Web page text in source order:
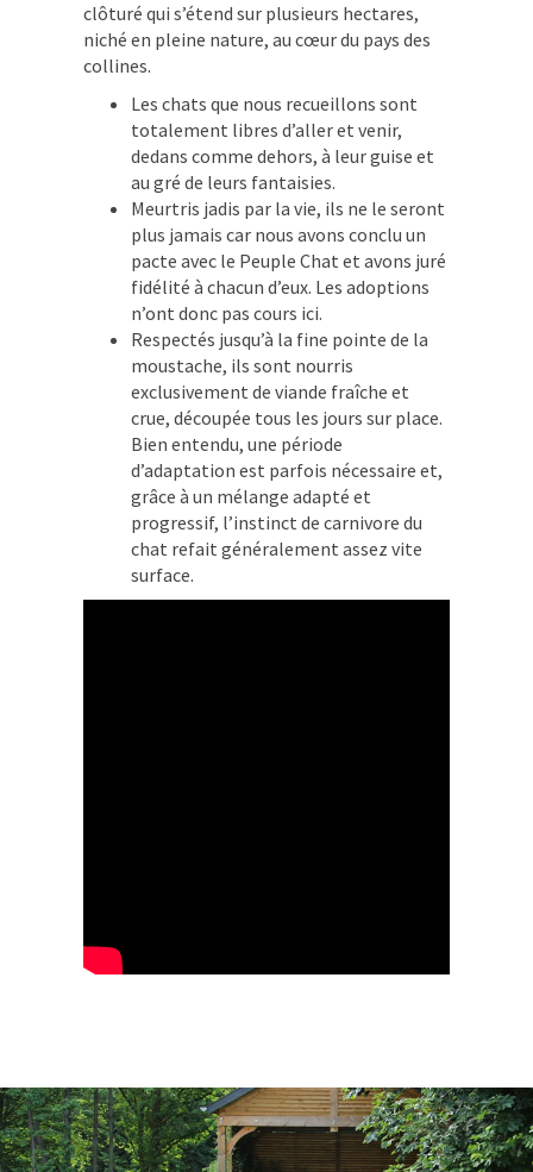
clôturé qui s’étend sur plusieurs hectares,
niché en pleine nature, au cœur du pays des
collines.
Les chats que nous recueillons sont
totalement libres d’aller et venir,
dedans comme dehors, à leur guise et
au gré de leurs fantaisies.
Meurtris jadis par la vie, ils ne le seront
plus jamais car nous avons conclu un
pacte avec le Peuple Chat et avons juré
fidélité à chacun d’eux. Les adoptions
n’ont donc pas cours ici.
Respectés jusqu’à la fine pointe de la
moustache, ils sont nourris
exclusivement de viande fraîche et
crue, découpée tous les jours sur place.
Bien entendu, une période
d’adaptation est parfois nécessaire et,
grâce à un mélange adapté et
progressif, l’instinct de carnivore du
chat refait généralement assez vite
surface.